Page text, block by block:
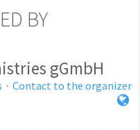
BY
gGmbH
· Contact to the organizer